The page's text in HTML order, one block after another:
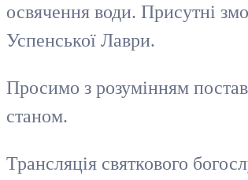
освячення води. Присутні
Успенської Лаври.
Просимо з розумінням
станом.
Трансляція святкового